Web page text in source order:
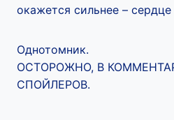
окажется сильнее –
Однотомник.
ОСТОРОЖНО, В
СПОЙЛЕРОВ.